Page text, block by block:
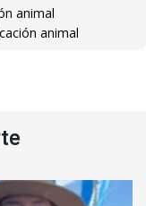
animal
animal